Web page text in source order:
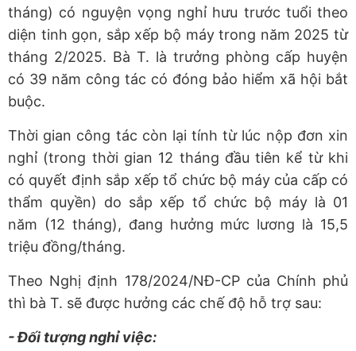
tháng) có nguyện vọng nghỉ hưu trước tuổi theo
diện tinh gọn, sắp xếp bộ máy trong năm 2025 từ
tháng 2/2025. Bà T. là trưởng phòng cấp huyện
có 39 năm công tác có đóng bảo hiểm xã hội bắt
buộc.
Thời gian công tác còn lại tính từ lúc nộp đơn xin
nghỉ (trong thời gian 12 tháng đầu tiên kể từ khi
có quyết định sắp xếp tổ chức bộ máy của cấp có
thẩm quyền) do sắp xếp tổ chức bộ máy là 01
năm (12 tháng), đang hưởng mức lương là 15,5
triệu đồng/tháng.
Theo Nghị định 178/2024/NĐ-CP của Chính phủ
thì bà T. sẽ được hưởng các chế độ hỗ trợ sau:
- Đối tượng nghỉ việc: